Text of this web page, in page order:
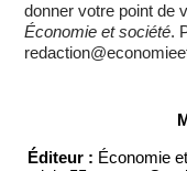
donner votre point de
Économie et société.
Éditeur : Économie